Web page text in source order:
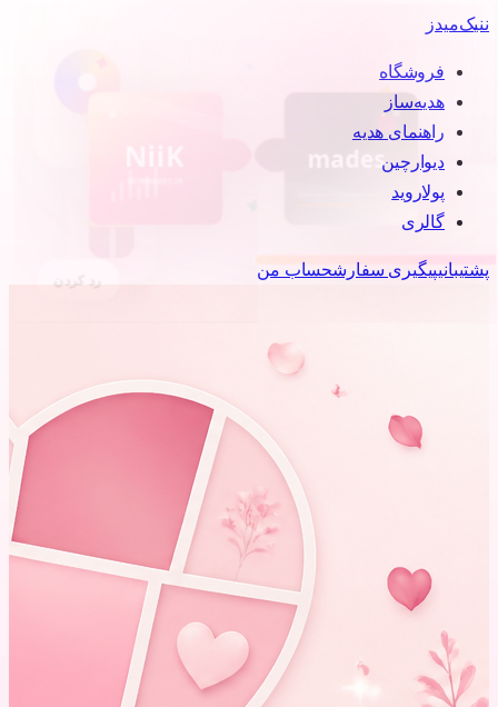
ننیک‌میدز
فروشگاه
هدیه‌ساز
راهنمای هدیه
دیوارچین
پولاروید
گالری
پشتیبانیپیگیری سفارشحساب من